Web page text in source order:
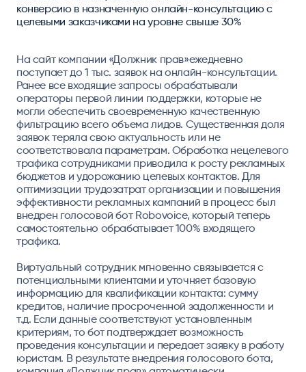
конверсию в назначенную онлайн-консультацию с
целевыми заказчиками на уровне свыше 30%
На сайт компании «Должник прав»ежедневно
поступает до 1 тыс. заявок на онлайн-консультации.
Ранее все входящие запросы обрабатывали
операторы первой линии поддержки, которые не
могли обеспечить своевременную качественную
фильтрацию всего объема лидов. Существенная доля
заявок теряла свою актуальность или не
соответствовала параметрам. Обработка нецелевого
трафика сотрудниками приводила к росту рекламных
бюджетов и удорожанию целевых контактов. Для
оптимизации трудозатрат организации и повышения
эффективности рекламных кампаний в процесс был
внедрен голосовой бот Robovoice, который теперь
самостоятельно обрабатывает 100% входящего
трафика.
Виртуальный сотрудник мгновенно связывается с
потенциальными клиентами и уточняет базовую
информацию для квалификации контакта: сумму
кредитов, наличие просроченной задолженности и
т.д. Если данные соответствуют установленным
критериям, то бот подтверждает возможность
проведения консультации и передает заявку в работу
юристам. В результате внедрения голосового бота,